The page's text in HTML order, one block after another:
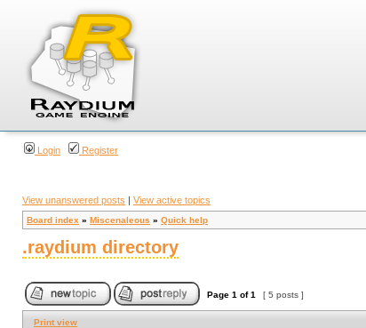
Login Register
View unanswered posts | View active topics
Board index » Miscenaleous » Quick help
.raydium directory
Page 1 of1 [ 5 posts ]
Print view